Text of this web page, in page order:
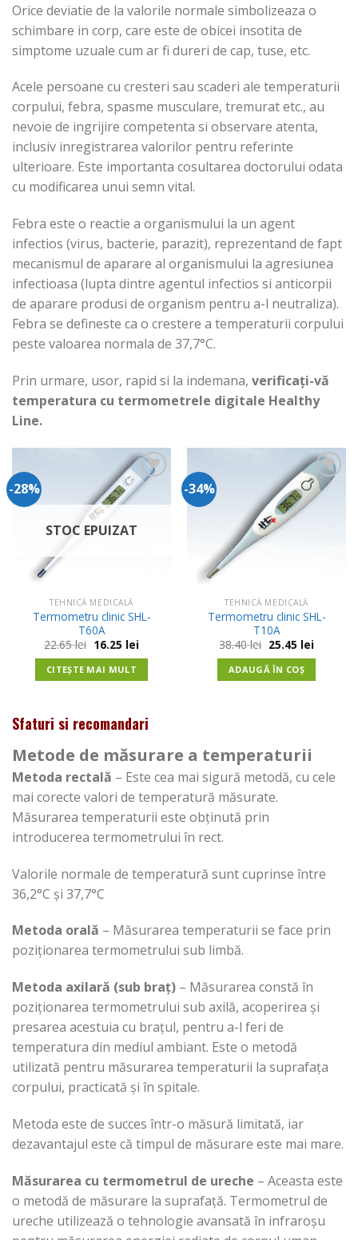
Orice deviatie de la valorile normale simbolizeaza o
schimbare in corp, care este de obicei insotita de
simptome uzuale cum ar fi dureri de cap, tuse, etc.
Acele persoane cu cresteri sau scaderi ale temperaturii
corpului, febra, spasme musculare, tremurat etc., au
nevoie de ingrijire competenta si observare atenta,
inclusiv inregistrarea valorilor pentru referinte
ulterioare. Este importanta cosultarea doctorului odata
cu modificarea unui semn vital.
Febra este o reactie a organismului la un agent
infectios (virus, bacterie, parazit), reprezentand de fapt
mecanismul de aparare al organismului la agresiunea
infectioasa (lupta dintre agentul infectios si anticorpii
de aparare produsi de organism pentru a-l neutraliza).
Febra se defineste ca o crestere a temperaturii corpului
peste valoarea normala de 37,7°C.
Prin urmare, usor, rapid si la indemana, verificați-vă
temperatura cu termometrele digitale Healthy
Line.
-28%
Adauga
STOC EPUIZAT
TEHNICĂ MEDICALĂ
Termometru clinic SHL-
T60A
22.65lei Prețul
a
fost:
22.65 lei.
16.25 leiPrețul
CITEȘTE MAI MULT
-34%
Adauga
in
Wishlist
TEHNICĂ MEDICALĂ
Termometru clinic SHL-
T10A
38.40lei Prețul
a
fost:
38.40 lei.
25.45 leiPrețul
ADAUGĂ ÎN COȘ
Sfaturi si recomandari
Metode de măsurare a temperaturii
Metoda rectală – Este cea mai sigură metodă, cu cele
mai corecte valori de temperatură măsurate.
Măsurarea temperaturii este obţinută prin
introducerea termometrului în rect.
Valorile normale de temperatură sunt cuprinse între
36,2°C şi 37,7°C
Metoda orală – Măsurarea temperaturii se face prin
poziţionarea termometrului sub limbă.
Metoda axilară (sub braţ) – Măsurarea constă în
poziţionarea termometrului sub axilă, acoperirea şi
presarea acestuia cu braţul, pentru a-l feri de
temperatura din mediul ambiant. Este o metodă
utilizată pentru măsurarea temperaturii la suprafaţa
corpului, practicată şi în spitale.
Metoda este de succes într-o măsură limitată, iar
dezavantajul este că timpul de măsurare este mai mare.
Măsurarea cu termometrul de ureche – Aceasta este
o metodă de măsurare la suprafață. Termometrul de
ureche utilizează o tehnologie avansată în infraroșu